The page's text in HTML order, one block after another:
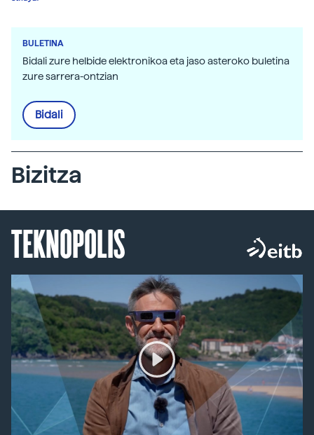
BULETINA
Bidali zure helbide elektronikoa eta jaso asteroko buletina
zure sarrera-ontzian
Bidali
Bizitza
TEKNOPOLIS